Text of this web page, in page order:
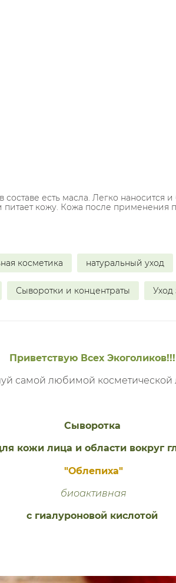
есть масла. Легко наносится
питает кожу. Кожа после применения
косметика натуральный уход
Сыворотки и концентраты Уход
Приветствую Всех Экоголиков!!!
самой любимой
Сыворотка
кожи лица и области вокруг
"Облепиха"
биоактивная
с гиалуроновой кислотой